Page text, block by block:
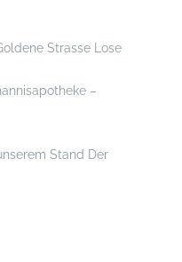
Strasse Lose
–
Stand Der